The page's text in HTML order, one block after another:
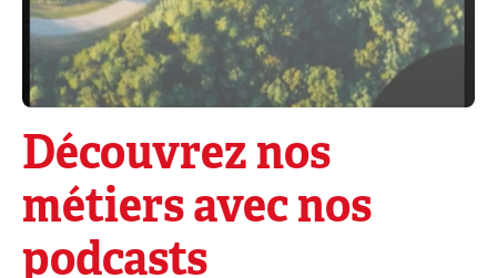
Découvrez nos
métiers avec nos
podcasts